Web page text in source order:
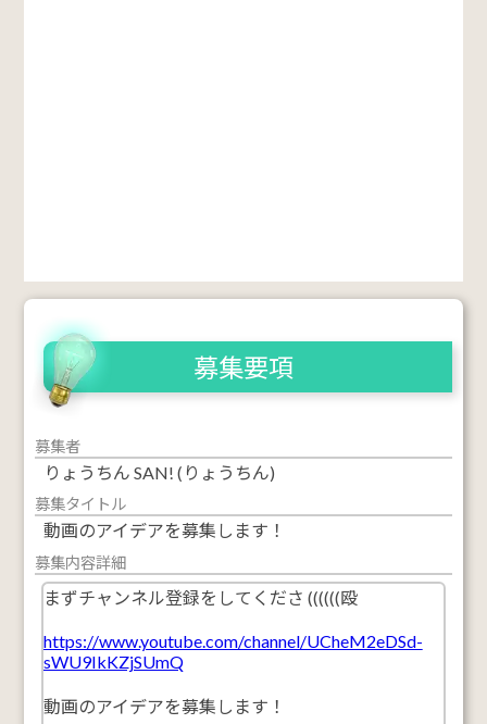
募集要項
募集者
りょうちん SAN! (りょうちん)
募集タイトル
動画のアイデアを募集します！
募集内容詳細
まずチャンネル登録をしてくださ ((((((殴
https://www.youtube.com/channel/UCheM2eDSd-
sWU9IkKZjSUmQ
動画のアイデアを募集します！